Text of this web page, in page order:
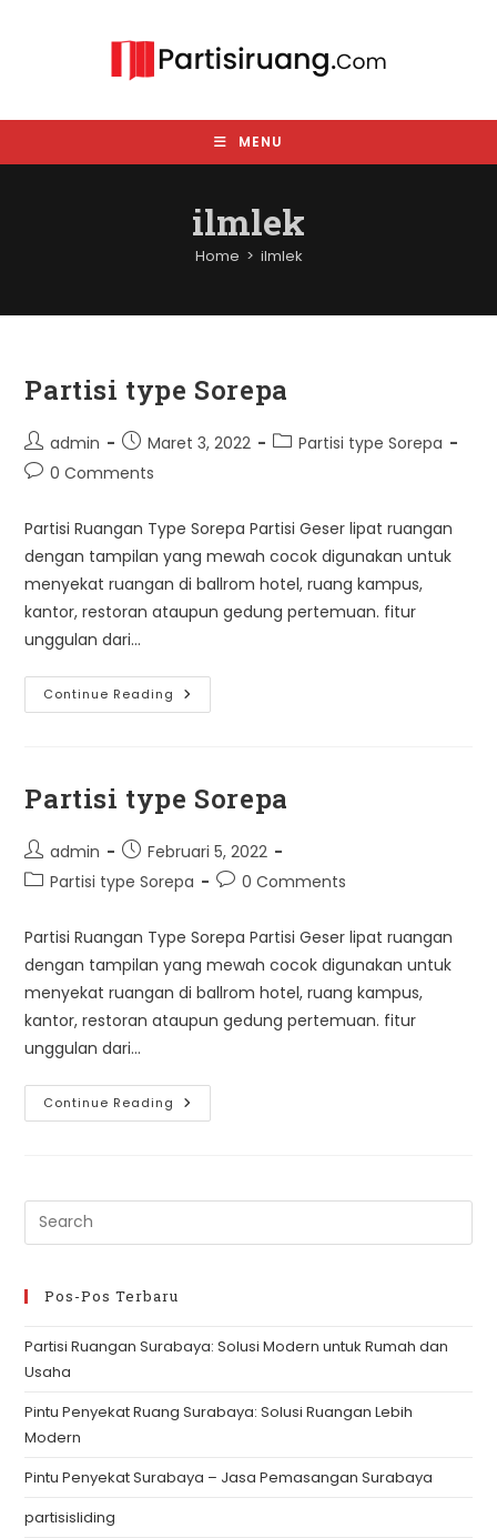
MENU
ilmlek
Home > ilmlek
Partisi type Sorepa
Post
author:
admin
Post
published:
Maret 3, 2022
PostPartisi type Sorepa
Post0 Comments
Partisi Ruangan Type Sorepa Partisi Geser lipat ruangan
dengan tampilan yang mewah cocok digunakan untuk
menyekat ruangan di ballrom hotel, ruang kampus,
kantor, restoran ataupun gedung pertemuan. fitur
unggulan dari…
Continue Reading Partisi
Type
Partisi type Sorepa
Post
author:
admin
Post
published:
Februari 5, 2022
PostPartisi type Sorepa
Post0 Comments
Partisi Ruangan Type Sorepa Partisi Geser lipat ruangan
dengan tampilan yang mewah cocok digunakan untuk
menyekat ruangan di ballrom hotel, ruang kampus,
kantor, restoran ataupun gedung pertemuan. fitur
unggulan dari…
Continue Reading Partisi
Type
Pos-Pos Terbaru
Partisi Ruangan Surabaya: Solusi Modern untuk Rumah dan
Usaha
Pintu Penyekat Ruang Surabaya: Solusi Ruangan Lebih
Modern
Pintu Penyekat Surabaya – Jasa Pemasangan Surabaya
partisisliding